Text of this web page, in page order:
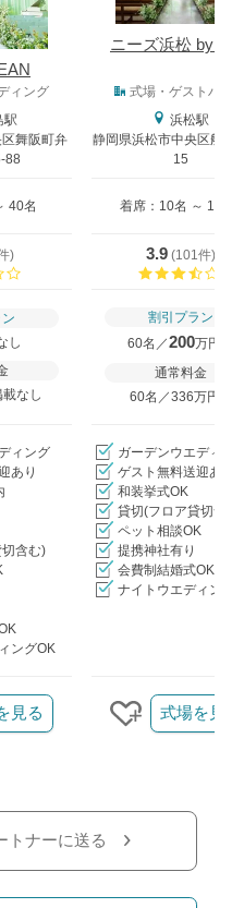
ニーズ浜松 by
ィング 式場・ゲストハ
駅
舞阪町弁
88
浜松駅
静岡県浜松市中央区船
15
40名 着席：10名 ～ 130
)
3.9 (101件)
し
なし
割引プラン
60名／200万円
通常料金
60名／336万円〜
ィング
あり
含む)
ングOK
ガーデンウエディ
ゲスト無料送迎あ
和装挙式OK
貸切(フロア貸切含
ペット相談OK
提携神社有り
会費制結婚式OK
ナイトウエディン
する
見る
クリップす
式場を見
トナーに送る